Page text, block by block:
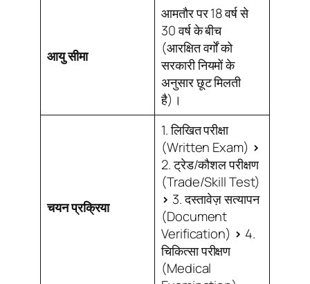
आयु सीमा
आमतौर पर 18 वर्ष से
30 वर्ष के बीच
(आरक्षित वर्गों को
सरकारी नियमों के
अनुसार छूट मिलती
है)।
चयन प्रक्रिया
1. लिखित परीक्षा
(Written Exam) >
2. ट्रेड/कौशल परीक्षण
(Trade/Skill Test)
> 3. दस्तावेज़ सत्यापन
(Document
Verification) > 4.
चिकित्सा परीक्षण
(Medical